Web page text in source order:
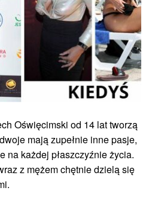
Oświęcimski od 14 lat tworzą
mają zupełnie inne pasje,
na każdej płaszczyźnie życia.
z mężem chętnie dzielą się